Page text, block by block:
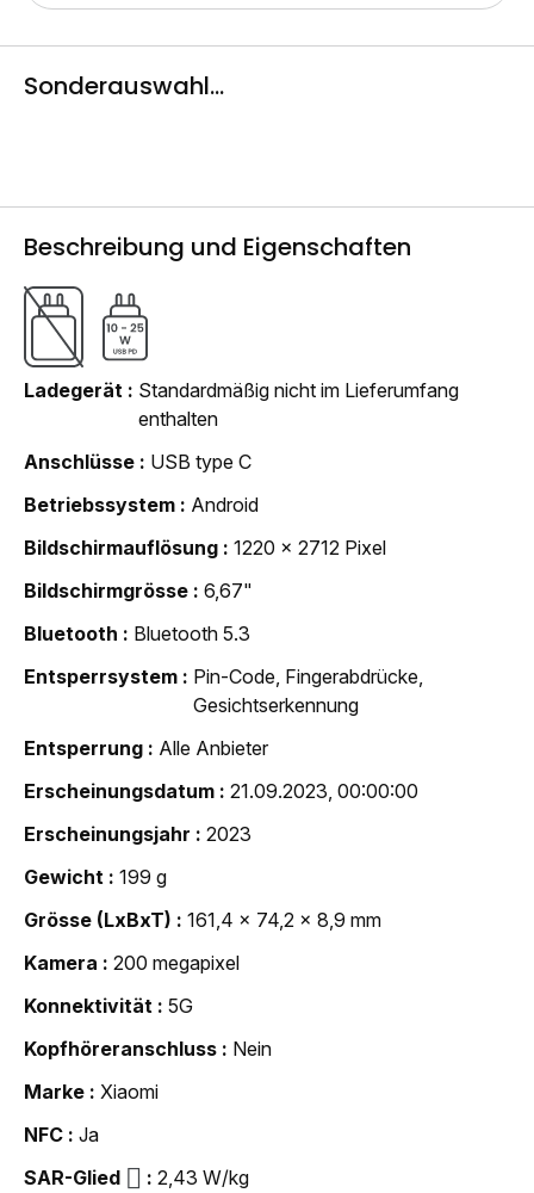
Sonderauswahl...
Beschreibung und Eigenschaften
Ladegerät
Standardmäßig nicht im Lieferumfang
enthalten
Anschlüsse
USB type C
Betriebssystem
Android
Bildschirmauflösung
1220 x 2712 Pixel
Bildschirmgrösse
6,67"
Bluetooth
Bluetooth 5.3
Entsperrsystem
Pin-Code, Fingerabdrücke,
Gesichtserkennung
Entsperrung
Alle Anbieter
Erscheinungsdatum
21.09.2023, 00:00:00
Erscheinungsjahr
2023
Gewicht
199 g
Grösse (LxBxT)
161,4 x 74,2 x 8,9 mm
Kamera
200 megapixel
Konnektivität
5G
Kopfhöreranschluss
Nein
Marke
Xiaomi
NFC
Ja
SAR-Glied
2,43 W/kg